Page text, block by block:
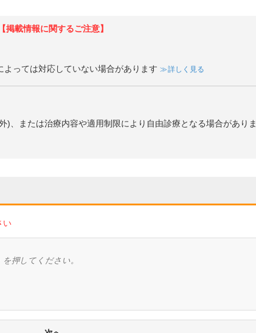
【掲載情報に関するご注意】
よっては対応していない場合があります 詳しく見る
)、または治療内容や適用制限により自由診療となる場合がありま
い